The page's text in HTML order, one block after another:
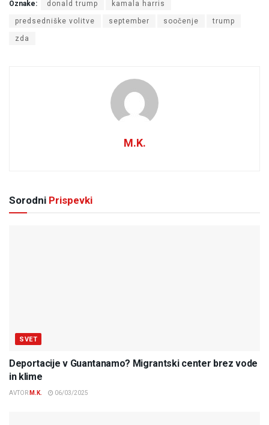
Oznake: donald trump kamala harris
predsedniške volitve september soočenje trump
zda
M.K.
Sorodni Prispevki
SVET
Deportacije v Guantanamo? Migrantski center brez vode
in klime
AVTOR M.K. 06/03/2025